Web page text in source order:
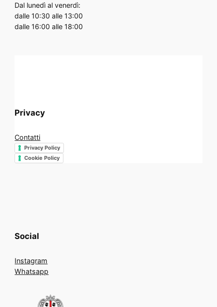
Dal lunedì al venerdì:
dalle 10:30 alle 13:00
dalle 16:00 alle 18:00
Privacy
Contatti
Privacy Policy
Cookie Policy
Social
Instagram
Whatsapp